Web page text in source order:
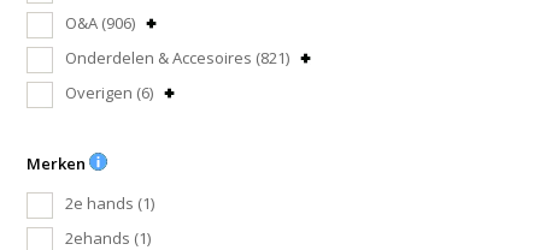
O&A (906)
Onderdelen & Accesoires (821)
Overigen (6)
Merken
2e hands (1)
2ehands (1)